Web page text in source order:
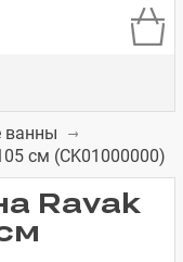
ванны
см (CK01000000)
Ravak